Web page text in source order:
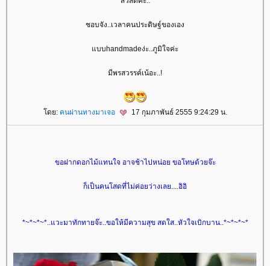
ชอบจัง..เวลาคนประดิษฐ์ของเอง
บบhandmadeง่ะ..ภูมิใจค่ะ
มีพรสวรรค์เน้อะ..!
ดย: คนผ่านทางมาเจอ 17 กุมภาพันธ์ 2555 9:24:29 น.
ขอฝากดอกไม้แทนใจ อาจช้าไปหน่อย ขอโทษด้วยจ๊ะ
ก็เป็นคนโสดที่ไม่ค่อยว่างเลย....อิอิ
*~*~*~*..แวะมาทักทายจ๊ะ..ขอให้มีความสุข สดใส..หัวใจเบิกบาน..*~*~*~*